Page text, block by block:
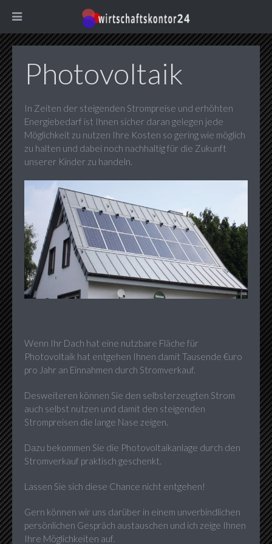
Photovoltaik
In Zeiten der steigenden Strompreise und erhöhten
Energiebedarf ist Ihnen sicher daran gelegen jede
Möglichkeit zu nutzen Ihre Kosten so gering wie möglich
zu halten und dabei noch nachhaltig für die Zukunft
unserer Kinder zu handeln.
Wenn Ihr Dach hat eine nutzbare Fläche für
Photovoltaik hat entgehen Ihnen damit Tausende €uro
pro Jahr an Einnahmen durch Stromverkauf.
Desweiteren können Sie den selbsterzeugten Strom
auch selbst nutzen und damit den steigenden
Strompreisen die lange Nase zeigen.
Dazu bekommen Sie die Photovoltaikanlage durch den
Stromverkauf praktisch geschenkt.
Lassen Sie sich diese Chance nicht entgehen!
Gern können wir uns darüber in einem unverbindlichen
persönlichen Gespräch austauschen und ich zeige Ihnen
Ihre Möglichkeiten auf.